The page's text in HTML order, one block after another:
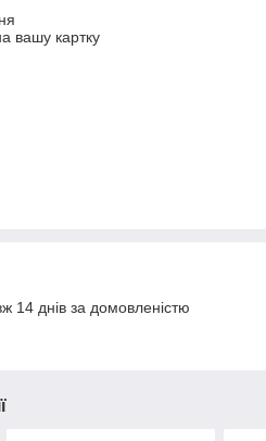
вашу картку
14 днів за домовленістю